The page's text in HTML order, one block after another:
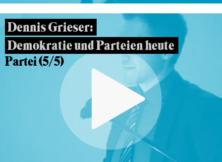
Dennis Grieser:
Demokratie und Parteien heute
Partei (5/5)